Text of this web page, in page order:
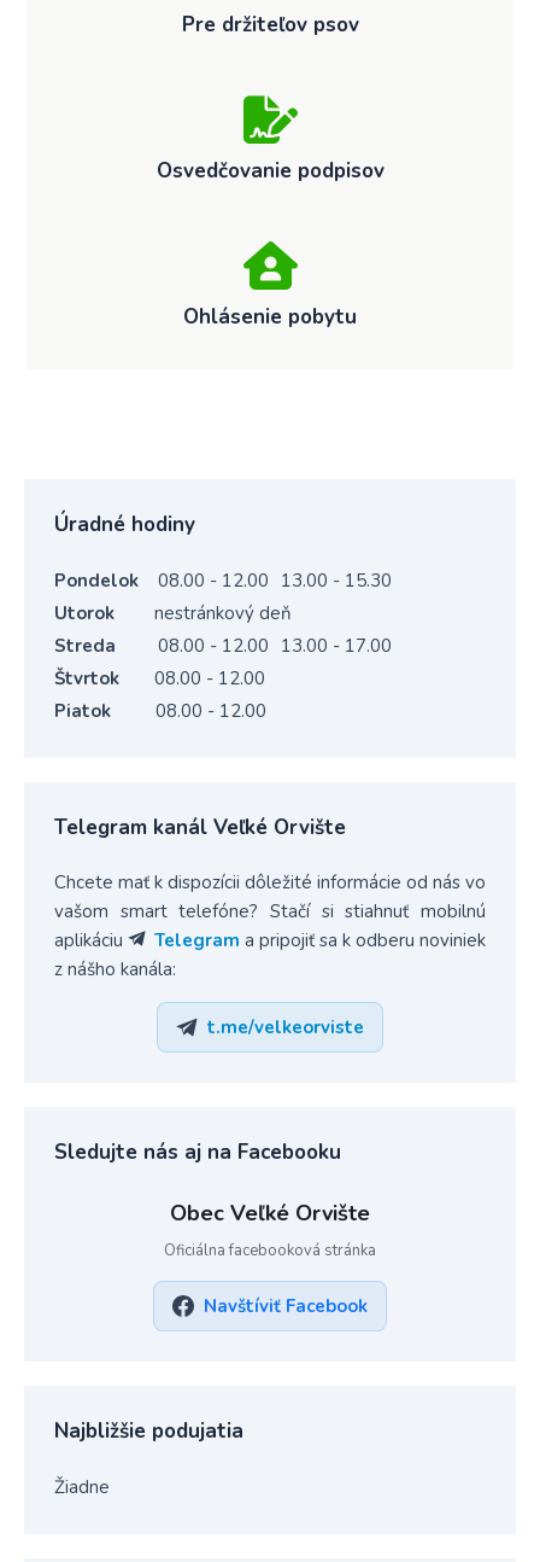
Pre držiteľov psov
Osvedčovanie podpisov
Ohlásenie pobytu
Úradné hodiny
Pondelok 08.00 - 12.00 13.00 - 15.30
Utorok
nestránkový deň
Streda
08.00 - 12.00 13.00 - 17.00
Štvrtok
08.00 - 12.00
Piatok
08.00 - 12.00
Telegram kanál Veľké Orvište
Chcete mať k dispozícii dôležité informácie od nás vo
vašom smart telefóne? Stačí si stiahnuť mobilnú
aplikáciu
Telegram a pripojiť sa k odberu noviniek
z nášho kanála:
t.me/velkeorviste
Sledujte nás aj na Facebooku
Obec Veľké Orvište
Oficiálna facebooková stránka
Navštíviť Facebook
Najbližšie podujatia
Žiadne